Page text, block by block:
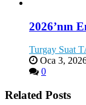
2026’nın
Turgay Suat
Oca 3,
0
Related Posts